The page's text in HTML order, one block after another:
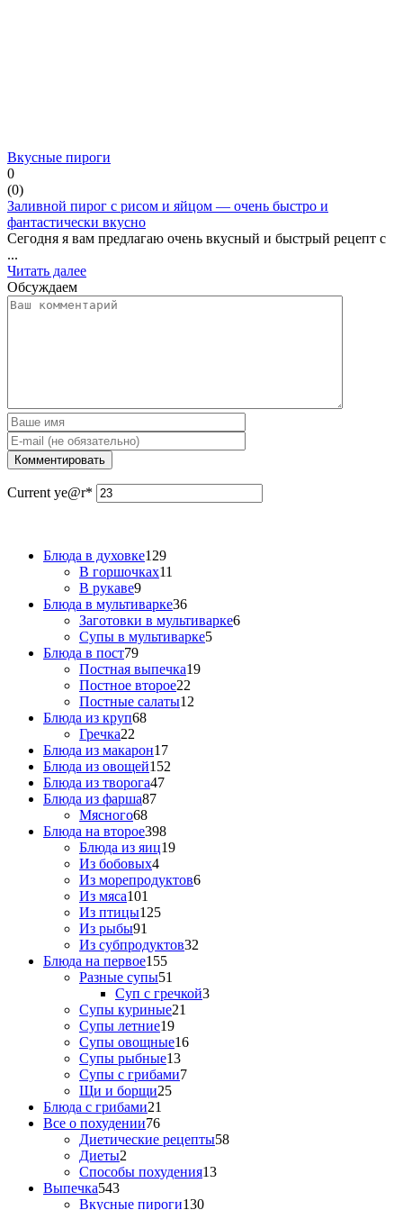
Вкусные пироги
0
(0)
Заливной пирог с рисом и яйцом — очень быстро и
фантастически вкусно
Сегодня я вам предлагаю очень вкусный и быстрый рецепт с
...
Читать далее
Обсуждаем
Current ye@r*
Блюда в духовке129
В горшочках11
В рукаве9
Блюда в мультиварке36
Заготовки в мультиварке6
Супы в мультиварке5
Блюда в пост79
Постная выпечка19
Постное второе22
Постные салаты12
Блюда из круп68
Гречка22
Блюда из макарон17
Блюда из овощей152
Блюда из творога47
Блюда из фарша87
Мясного68
Блюда на второе398
Блюда из яиц19
Из бобовых4
Из морепродуктов6
Из мяса101
Из птицы125
Из рыбы91
Из субпродуктов32
Блюда на первое155
Разные супы51
Суп с гречкой3
Супы куриные21
Супы летние19
Супы овощные16
Супы рыбные13
Супы с грибами7
Щи и борщи25
Блюда с грибами21
Все о похудении76
Диетические рецепты58
Диеты2
Способы похудения13
Выпечка543
Вкусные пироги130